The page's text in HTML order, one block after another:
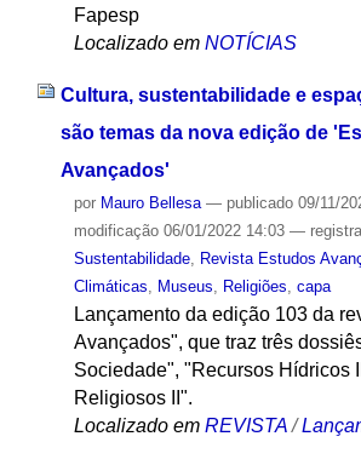
Fapesp
Localizado em NOTÍCIAS
Cultura, sustentabilidade e
são temas da nova edição de
Avançados'
por Mauro Bellesa — publicado09/11/
modificação06/01/2022 14:03 —
Sustentabilidade, Revista Estudos
Climáticas, Museus, Religiões, capa
Lançamento da edição 103 da
Avançados", que traz três
Sociedade", "Recursos Hídricos
Religiosos II".
Localizado em REVISTA /